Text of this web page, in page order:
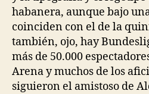
habanera, aunque bajo
coinciden con el de la
también, ojo, hay
más de 50.000
Arena y muchos de los
siguieron el amistoso de